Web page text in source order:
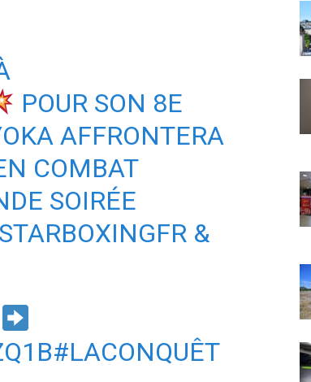
POUR SON 8E
AFFRONTERA
COMBAT
SOIRÉE
&
#LACONQUÊT